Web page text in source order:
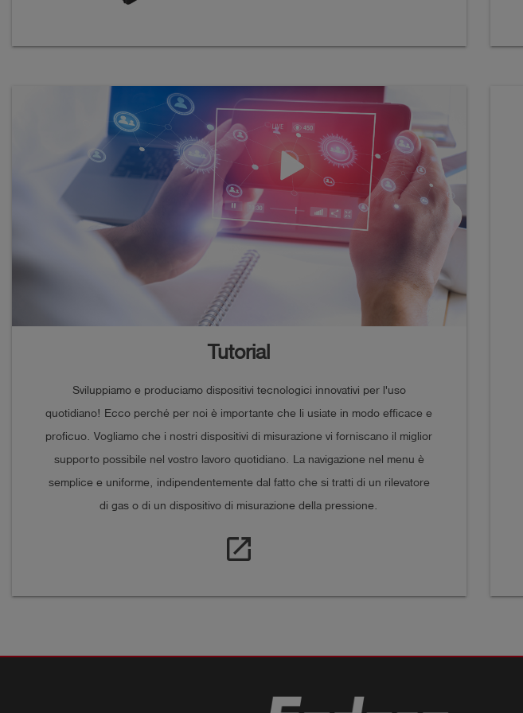
Tutorial
Sviluppiamo e produciamo dispositivi tecnologici innovativi per l'uso
quotidiano! Ecco perché per noi è importante che li usiate in modo efficace e
proficuo. Vogliamo che i nostri dispositivi di misurazione vi forniscano il miglior
supporto possibile nel vostro lavoro quotidiano. La navigazione nel menu è
semplice e uniforme, indipendentemente dal fatto che si tratti di un rilevatore
di gas o di un dispositivo di misurazione della pressione.
open_in_new